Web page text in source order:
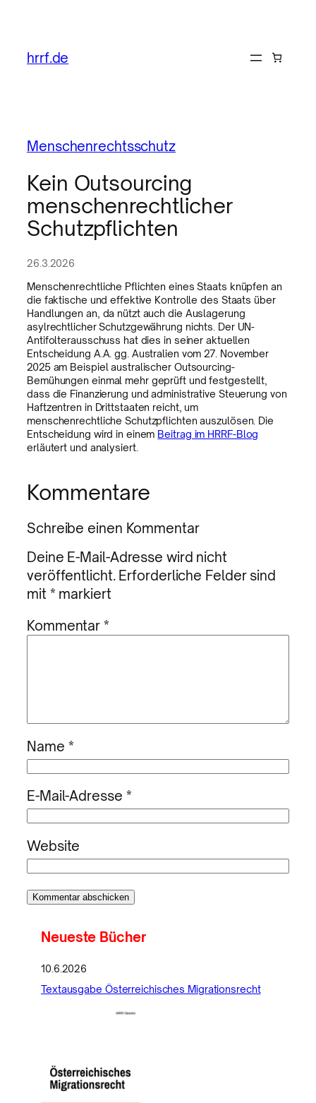
hrrf.de
Menschenrechtsschutz
Kein Outsourcing
menschenrechtlicher
Schutzpflichten
26.3.2026
Menschenrechtliche Pflichten eines Staats knüpfen an
die faktische und effektive Kontrolle des Staats über
Handlungen an, da nützt auch die Auslagerung
asylrechtlicher Schutzgewährung nichts. Der UN-
Antifolterausschuss hat dies in seiner aktuellen
Entscheidung A.A. gg. Australien vom 27. November
2025 am Beispiel australischer Outsourcing-
Bemühungen einmal mehr geprüft und festgestellt,
dass die Finanzierung und administrative Steuerung von
Haftzentren in Drittstaaten reicht, um
menschenrechtliche Schutzpflichten auszulösen. Die
Entscheidung wird in einem Beitrag im HRRF-Blog
erläutert und analysiert.
Kommentare
Schreibe einen Kommentar
Deine E-Mail-Adresse wird nicht
veröffentlicht. Erforderliche Felder sind
mit * markiert
Kommentar*
Name *
E-Mail-Adresse *
Website
Neueste Bücher
10.6.2026
Textausgabe Österreichisches Migrationsrecht